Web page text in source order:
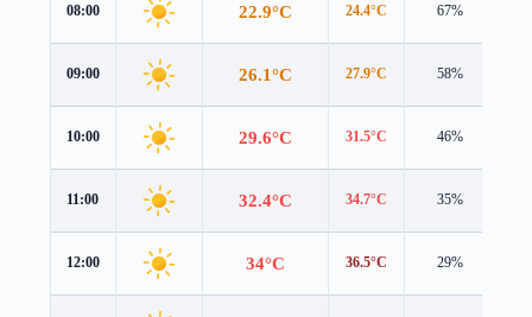
08:00 22.9°C 24.4°C 67%
09:00 26.1°C 27.9°C 58%
10:00 29.6°C 31.5°C 46%
11:00 32.4°C 34.7°C 35%
12:00 34°C 36.5°C 29%